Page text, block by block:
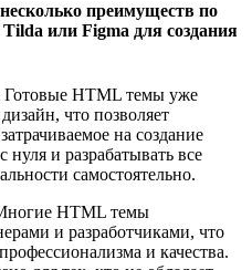
преимуществ по
или Figma для создания
Готовые HTML темы уже
что позволяет
на создание
и разрабатывать все
самостоятельно.
HTML темы
и разработчиками, что
и качества.